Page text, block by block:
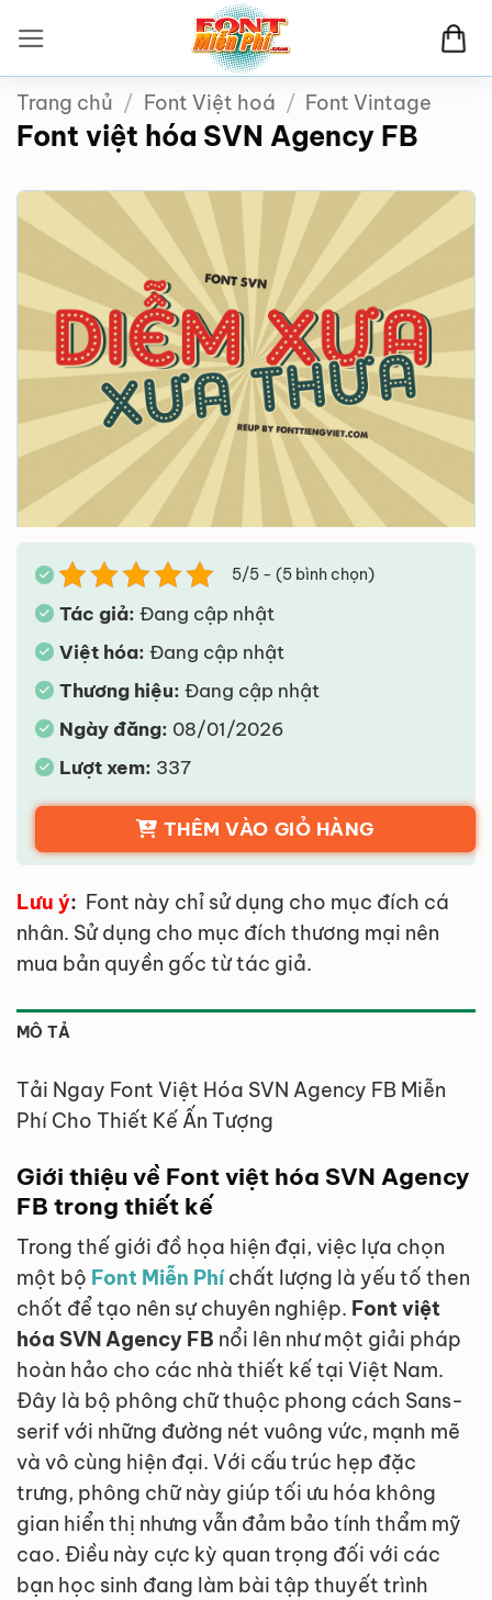
qua
nội
dung
Trang chủ / Font Việt hoá / Font Vintage
Font việt hóa SVN Agency FB
5/5 - (5 bình chọn)
Tác giả: Đang cập nhật
Việt hóa: Đang cập nhật
Thương hiệu: Đang cập nhật
Ngày đăng: 08/01/2026
Lượt xem: 337
THÊM VÀO GIỎ HÀNG
Lưu ý: Font này chỉ sử dụng cho mục đích cá
nhân. Sử dụng cho mục đích thương mại nên
mua bản quyền gốc từ tác giả.
MÔ TẢ
Tải Ngay Font Việt Hóa SVN Agency FB Miễn
Phí Cho Thiết Kế Ấn Tượng
Giới thiệu về Font việt hóa SVN Agency
FB trong thiết kế
Trong thế giới đồ họa hiện đại, việc lựa chọn
một bộ Font Miễn Phíchất lượng là yếu tố then
chốt để tạo nên sự chuyên nghiệp. Font việt
hóa SVN Agency FB nổi lên như một giải pháp
hoàn hảo cho các nhà thiết kế tại Việt Nam.
Đây là bộ phông chữ thuộc phong cách Sans-
serif với những đường nét vuông vức, mạnh mẽ
và vô cùng hiện đại. Với cấu trúc hẹp đặc
trưng, phông chữ này giúp tối ưu hóa không
gian hiển thị nhưng vẫn đảm bảo tính thẩm mỹ
cao. Điều này cực kỳ quan trọng đối với các
bạn học sinh đang làm bài tập thuyết trình